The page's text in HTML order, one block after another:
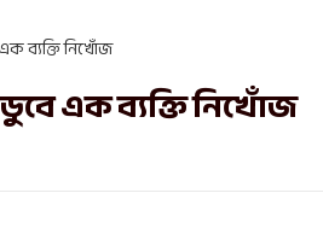
ব্যক্তি নিখোঁজ
ডুবে এক ব্যক্তি নিখোঁজ